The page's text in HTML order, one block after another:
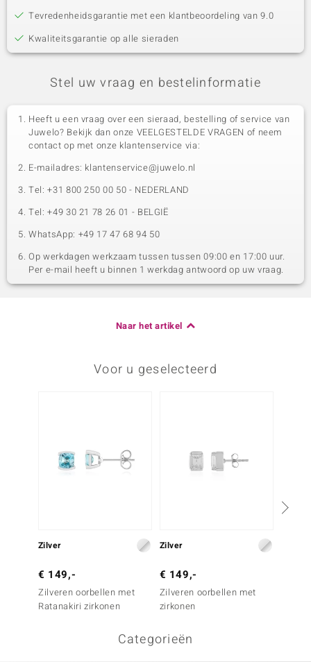
Tevredenheidsgarantie met een klantbeoordeling van 9.0
Kwaliteitsgarantie op alle sieraden
Stel uw vraag en bestelinformatie
Heeft u een vraag over een sieraad, bestelling of service van
Juwelo? Bekijk dan onze VEELGESTELDE VRAGEN of neem
contact op met onze klantenservice via:
E-mailadres: klantenservice@juwelo.nl
Tel: +31 800 250 00 50 - NEDERLAND
Tel: +49 30 21 78 26 01 - BELGIË
WhatsApp: +49 17 47 68 94 50
Op werkdagen werkzaam tussen tussen 09:00 en 17:00 uur.
Per e-mail heeft u binnen 1 werkdag antwoord op uw vraag.
Naar het artikel
Voor u geselecteerd
Zilver
€ 149,-
Zilveren oorbellen met
Ratanakiri zirkonen
Zilver
€ 149,-
Zilveren oorbellen met
zirkonen
Categorieën